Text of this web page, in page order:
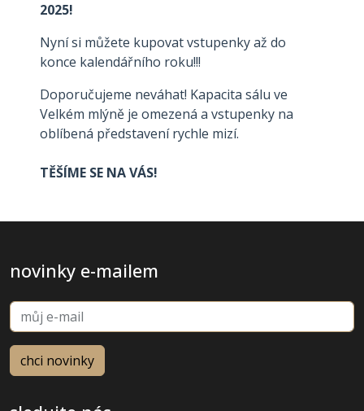
2025!
Nyní si můžete kupovat vstupenky až do
konce kalendářního roku!!!
Doporučujeme neváhat! Kapacita sálu ve
Velkém mlýně je omezená a vstupenky na
oblíbená představení rychle mizí.
TĚŠÍME SE NA VÁS!
novinky e-mailem